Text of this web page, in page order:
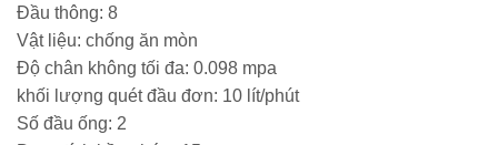
Đầu thông: 8
Vật liệu: chống ăn mòn
Độ chân không tối đa: 0.098 mpa
khối lượng quét đầu đơn: 10 lít/phút
Số đầu ống: 2